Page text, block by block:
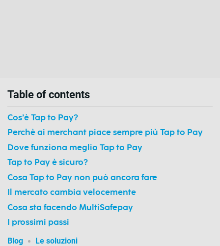
Table of contents
Cos’è Tap to Pay?
Perchè ai merchant piace sempre più Tap to Pay
Dove funziona meglio Tap to Pay
Tap to Pay è sicuro?
Cosa Tap to Pay non può ancora fare
Il mercato cambia velocemente
Cosa sta facendo MultiSafepay
I prossimi passi
Blog Le soluzioni